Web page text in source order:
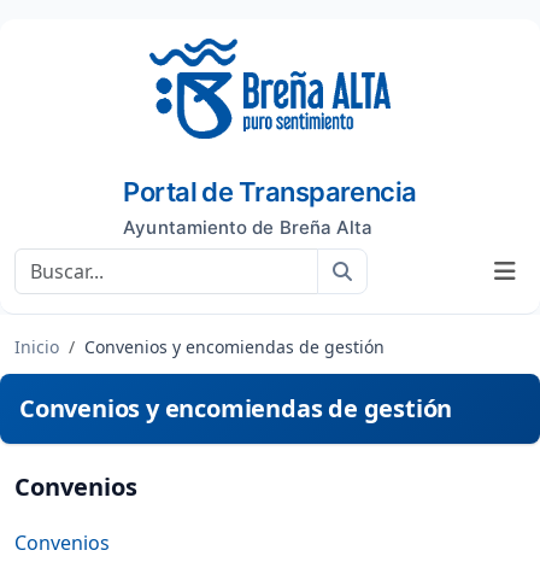
Portal de Transparencia
Ayuntamiento de Breña Alta
Inicio Convenios y encomiendas de gestión
Convenios y encomiendas de gestión
Convenios
Convenios